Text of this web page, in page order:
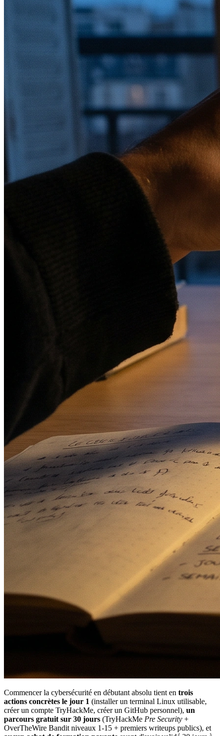
Commencer la cybersécurité en débutant absolu tient en trois
actions concrètes le jour 1 (installer un terminal Linux utilisable,
créer un compte TryHackMe, créer un GitHub personnel), un
parcours gratuit sur 30 jours (TryHackMe Pre Security +
OverTheWire Bandit niveaux 1-15 + premiers writeups publics), et